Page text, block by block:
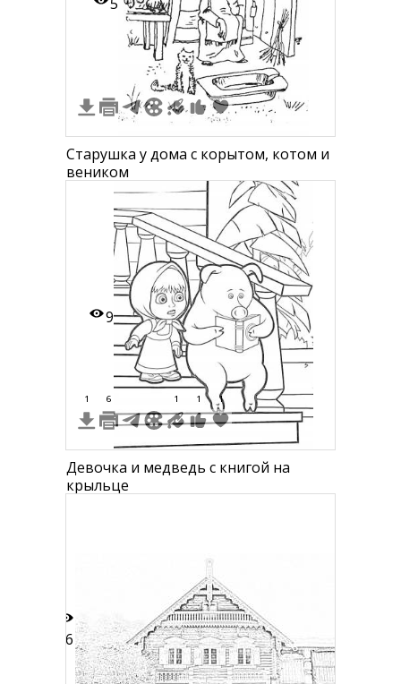
Старушка у дома с корытом, котом и
веником
9
1 6 1 1 1
Девочка и медведь с книгой на
крыльце
26